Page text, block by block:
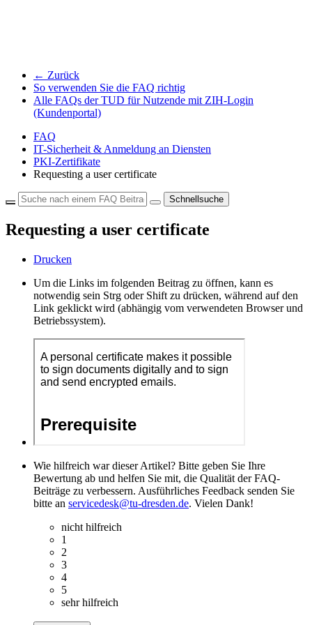
← Zurück
So verwenden Sie die FAQ richtig
Alle FAQs der TUD für Nutzende mit ZIH-Login
(Kundenportal)
FAQ
IT-Sicherheit & Anmeldung an Diensten
PKI-Zertifikate
Requesting a user certificate
Schnellsuche
Requesting a user certificate
Drucken
Um die Links im folgenden Beitrag zu öffnen, kann es
notwendig sein Strg oder Shift zu drücken, während auf den
Link geklickt wird (abhängig vom verwendeten Browser und
Betriebssystem).
Wie hilfreich war dieser Artikel? Bitte geben Sie Ihre
Bewertung ab und helfen Sie mit, die Qualität der FAQ-
Beiträge zu verbessern. Ausführliches Feedback senden Sie
bitte an servicedesk@tu-dresden.de. Vielen Dank!
nicht hilfreich
1
2
3
4
5
sehr hilfreich